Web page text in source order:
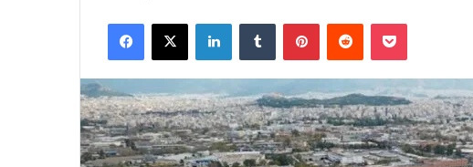
Facebook
X LinkedInTumblr PinterestReddit Pocket